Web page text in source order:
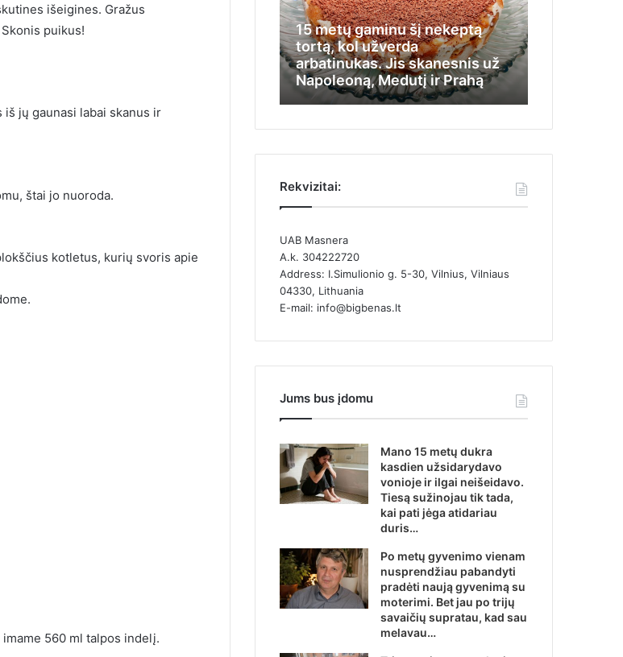
išeigines. Gražus
puikus!
jų gaunasi labai skanus ir
štai jo nuoroda.
kotletus, kurių svoris apie
560 ml talpos indelį.
15 metų gaminu šį nekeptą
tortą, kol užverda
arbatinukas. Jis skanesnis už
Napoleoną, Medutį ir Prahą
Rekvizitai:
UAB Masnera
A.k. 304222720
Address: I.Simulionio g. 5-30, Vilnius, Vilniaus
04330, Lithuania
E-mail: info@bigbenas.lt
Jums bus įdomu
Mano 15 metų dukra
kasdien užsidarydavo
vonioje ir ilgai neišeidavo.
Tiesą sužinojau tik tada,
kai pati jėga atidariau
duris…
Po metų gyvenimo vienam
nusprendžiau pabandyti
pradėti naują gyvenimą su
moterimi. Bet jau po trijų
savaičių supratau, kad sau
melavau…